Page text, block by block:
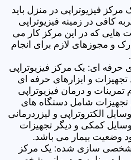
فیزیوتراپی در منزل باید
کافی در زمینه فیزیوتراپی
هایی که در این مرکز کار می
و مجوزهای لازم برای انجام
حرفه ای: یک مرکز فیزیوتراپی
تجهیزات و ابزارهای حرفه ای
تمرینات و درمان فیزیوتراپی
تجهیزات شامل دستگاه های
الکتروتراپی و لیزردرمانی
کمکی و دیگر تجهیزات
وضعیت بیمار می باشد.
شخصی سازی شده: یک مرکز